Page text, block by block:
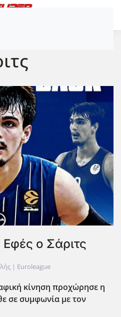
ο Σάριτς
| Euroleague
κίνηση προχώρησε η
σε συμφωνία με τον